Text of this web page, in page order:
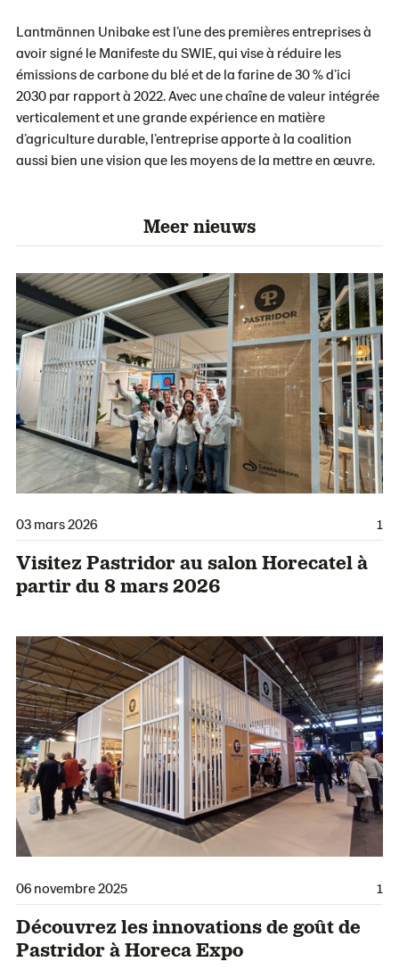
Lantmännen Unibake est l’une des premières entreprises à
avoir signé le Manifeste du SWIE, qui vise à réduire les
émissions de carbone du blé et de la farine de 30 % d’ici
2030 par rapport à 2022. Avec une chaîne de valeur intégrée
verticalement et une grande expérience en matière
d’agriculture durable, l’entreprise apporte à la coalition
aussi bien une vision que les moyens de la mettre en œuvre.
Meer nieuws
03 mars 2026 1
Visitez Pastridor au salon Horecatel à
partir du 8 mars 2026
06 novembre 2025 1
Découvrez les innovations de goût de
Pastridor à Horeca Expo